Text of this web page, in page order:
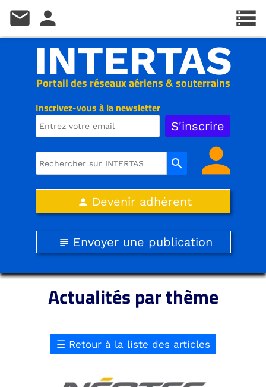
Inscrivez-vous à la newsletter
Portail des réseaux aériens & souterrains
INTERTAS
search person
person Devenir adhérent
subject Envoyer une publication
Actualités par thème
☰ Retour à la liste des articles
storage
mail person